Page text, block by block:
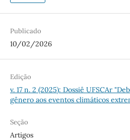
Publicado
10/02/2026
Edição
v. 17 n. 2 (2025): Dossiê UFSCAr
gênero aos eventos climáticos
Seção
Artigos